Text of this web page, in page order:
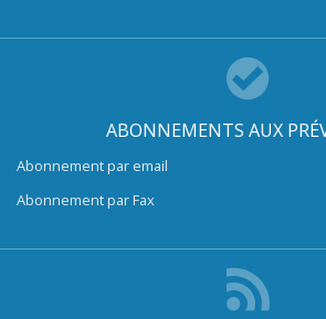
ABONNEMENTS AUX
Abonnement par email
Abonnement par Fax